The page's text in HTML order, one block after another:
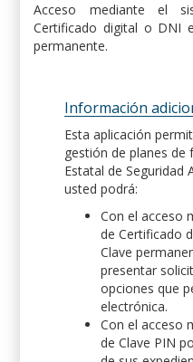
Acceso mediante el
Certificado digital o DNI
permanente.
Información
Esta aplicación
gestión de planes de
Estatal de Seguridad
usted podrá:
Con el acceso
de Certificado
Clave
presentar
opciones que
electrónica.
Con el acceso
de Clave PIN